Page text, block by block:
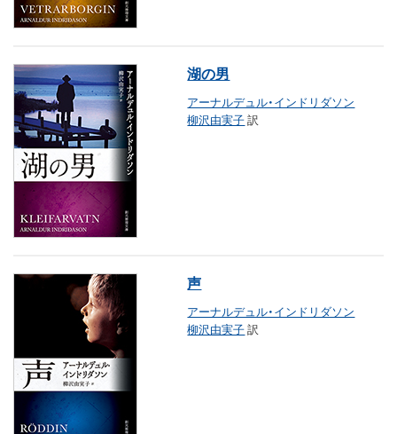
湖の男
アーナルデュル・インドリダソン
柳沢由実子訳
声
アーナルデュル・インドリダソン
柳沢由実子訳